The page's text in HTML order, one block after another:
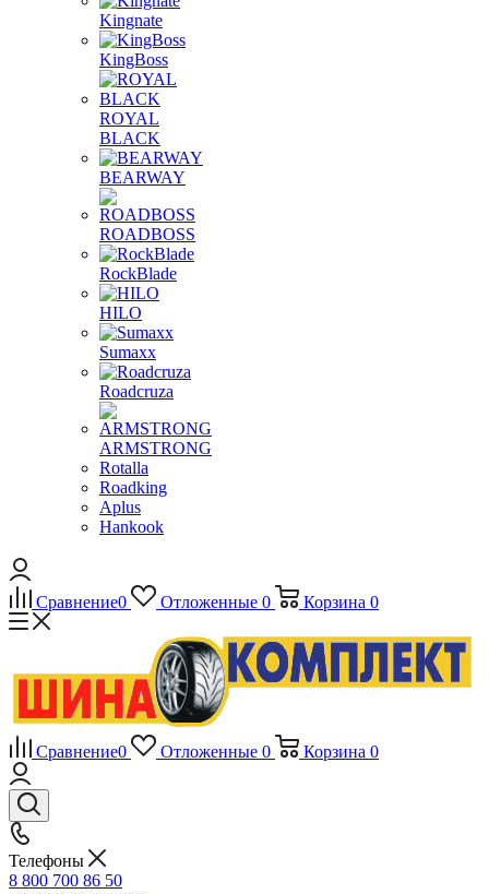
Kingnate
KingBoss
ROYAL
BLACK
BEARWAY
ROADBOSS
RockBlade
HILO
Sumaxx
Roadcruza
ARMSTRONG
Rotalla
Roadking
Aplus
Hankook
Сравнение0 Отложенные 0 Корзина 0
Сравнение0 Отложенные 0 Корзина 0
Телефоны
8 800 700 86 50